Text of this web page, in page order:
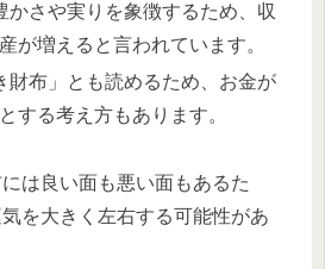
かさや実りを象徴するため、収
が増えると言われています。
財布」とも読めるため、お金が
する考え方もあります。
は良い面も悪い面もあるた
を大きく左右する可能性があ